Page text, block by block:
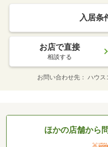
入居条
お店で直接
相談する
お問い合わせ先 ハウス
ほかの店舗から